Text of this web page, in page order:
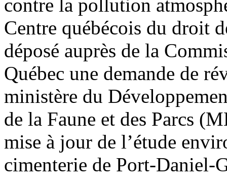
contre la pollution
Centre québécois du droit
déposé auprès de la
Québec une demande de
ministère du
de la Faune et des Parcs
mise à jour de l’étude
cimenterie de Port-Daniel-